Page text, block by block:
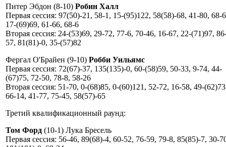
Питер Эбдон (8-10) Робин Халл
Первая сессия: 97(50)-21, 58-1, 15-(95)122, 58(58)-68, 41-80, 68-
17-(69)69, 61-66, 68-6
Вторая сессия: 24-(53)69, 29-72, 77-6, 70-46, 16-67, 22-(71)97,
57, 81(81)-0, 35-(57)82
Фергал О'Брайен (9-10) Робби Уильямс
Первая сессия: 72(67)-37, 135(135)-0, 60-(58)59, 50-33, 9-74, 44-
(67)75, 72-50, 78-8, 58-26
Вторая сессия: 51-70, 0-(68)85, 0-(60)121, 52-72, 16-58, 49-
66-14, 41-77, 75-45, 58(57)-65
Третий квалификационный раунд:
Том Форд (10-1) Лука Бресель
Первая сессия: 56-46, 89(68)-4, 60-52, 76-59, 79-8, 85(85)-7, 30-